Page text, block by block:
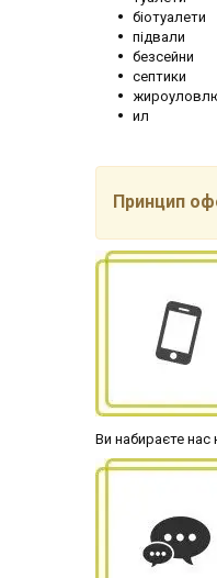
біотуалети
підвали
безсейни
септики
ил
Принцип
Ви набираєте нас